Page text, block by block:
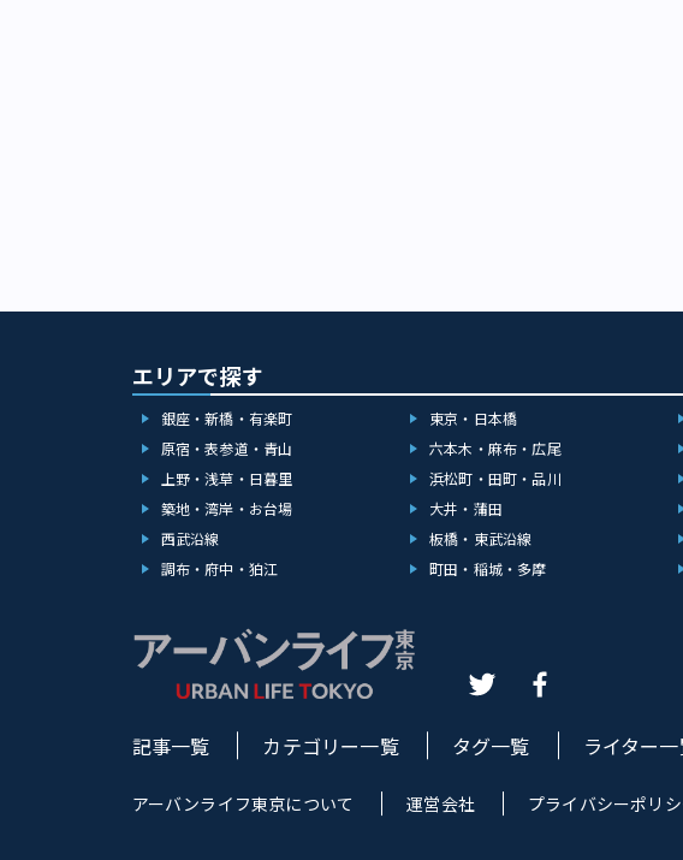
エリアで探す
銀座・新橋・有楽町 東京・日本橋
原宿・表参道・青山
六本木・麻布・広尾
上野・浅草・日暮里
浜松町・田町・品川
築地・湾岸・お台場
大井・蒲田
西武沿線
板橋・東武沿線
調布・府中・狛江
町田・稲城・多摩
記事一覧 カテゴリー一覧 タグ一覧 ライター
アーバンライフ東京について 運営会社 プライバシーポリ